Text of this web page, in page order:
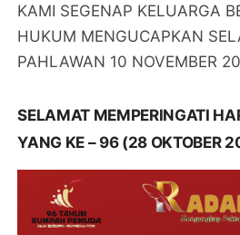
KAMI SEGENAP KELUARGA
HUKUM MENGUCAPKAN
PAHLAWAN 10 NOVEMBER
SELAMAT MEMPERINGATI
YANG KE – 96 (28 OKTOBER